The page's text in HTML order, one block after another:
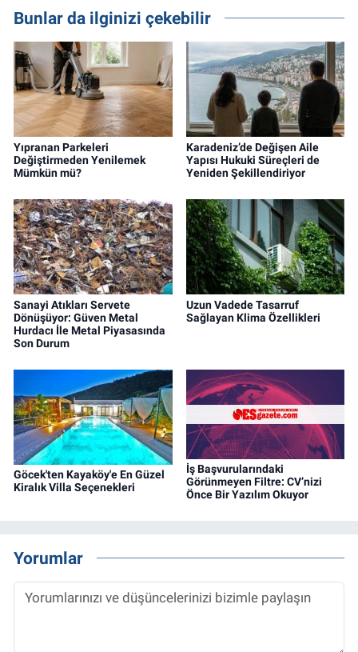
Bunlar da ilginizi çekebilir
Yıpranan Parkeleri
Değiştirmeden Yenilemek
Mümkün mü?
Karadeniz’de Değişen Aile
Yapısı Hukuki Süreçleri de
Yeniden Şekillendiriyor
Sanayi Atıkları Servete
Dönüşüyor: Güven Metal
Hurdacı İle Metal Piyasasında
Son Durum
Uzun Vadede Tasarruf
Sağlayan Klima Özellikleri
Göcek'ten Kayaköy'e En Güzel
Kiralık Villa Seçenekleri
İş Başvurularındaki
Görünmeyen Filtre: CV’nizi
Önce Bir Yazılım Okuyor
Yorumlar